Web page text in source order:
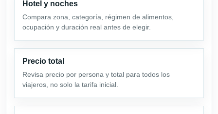
Hotel y noches
Compara zona, categoría, régimen de alimentos,
ocupación y duración real antes de elegir.
Precio total
Revisa precio por persona y total para todos los
viajeros, no solo la tarifa inicial.